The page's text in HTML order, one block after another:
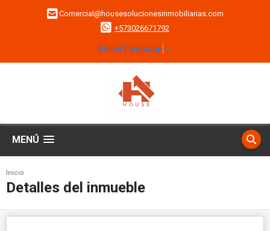
Comercial@housesolucionesinmobiliarias.com
+573026671792
Select Language ▼
MENÚ
Inicio
Detalles del inmueble